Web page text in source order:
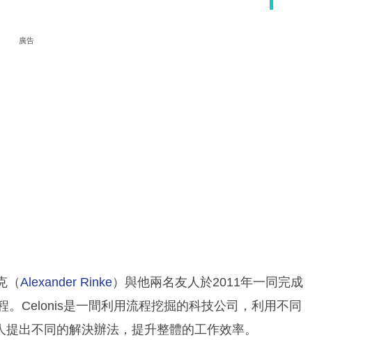
廣告
（Alexander Rinke）與他兩名友人於2011年一同完成
Celonis是一間利用流程挖掘的科技公司，利用不同
出不同的解決辦法，提升整體的工作效率。